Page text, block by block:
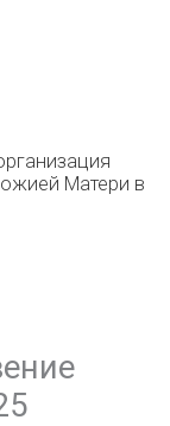
Матери в